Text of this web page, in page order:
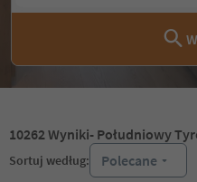
10262Wyniki- Południowy
Sortuj według: Polecane